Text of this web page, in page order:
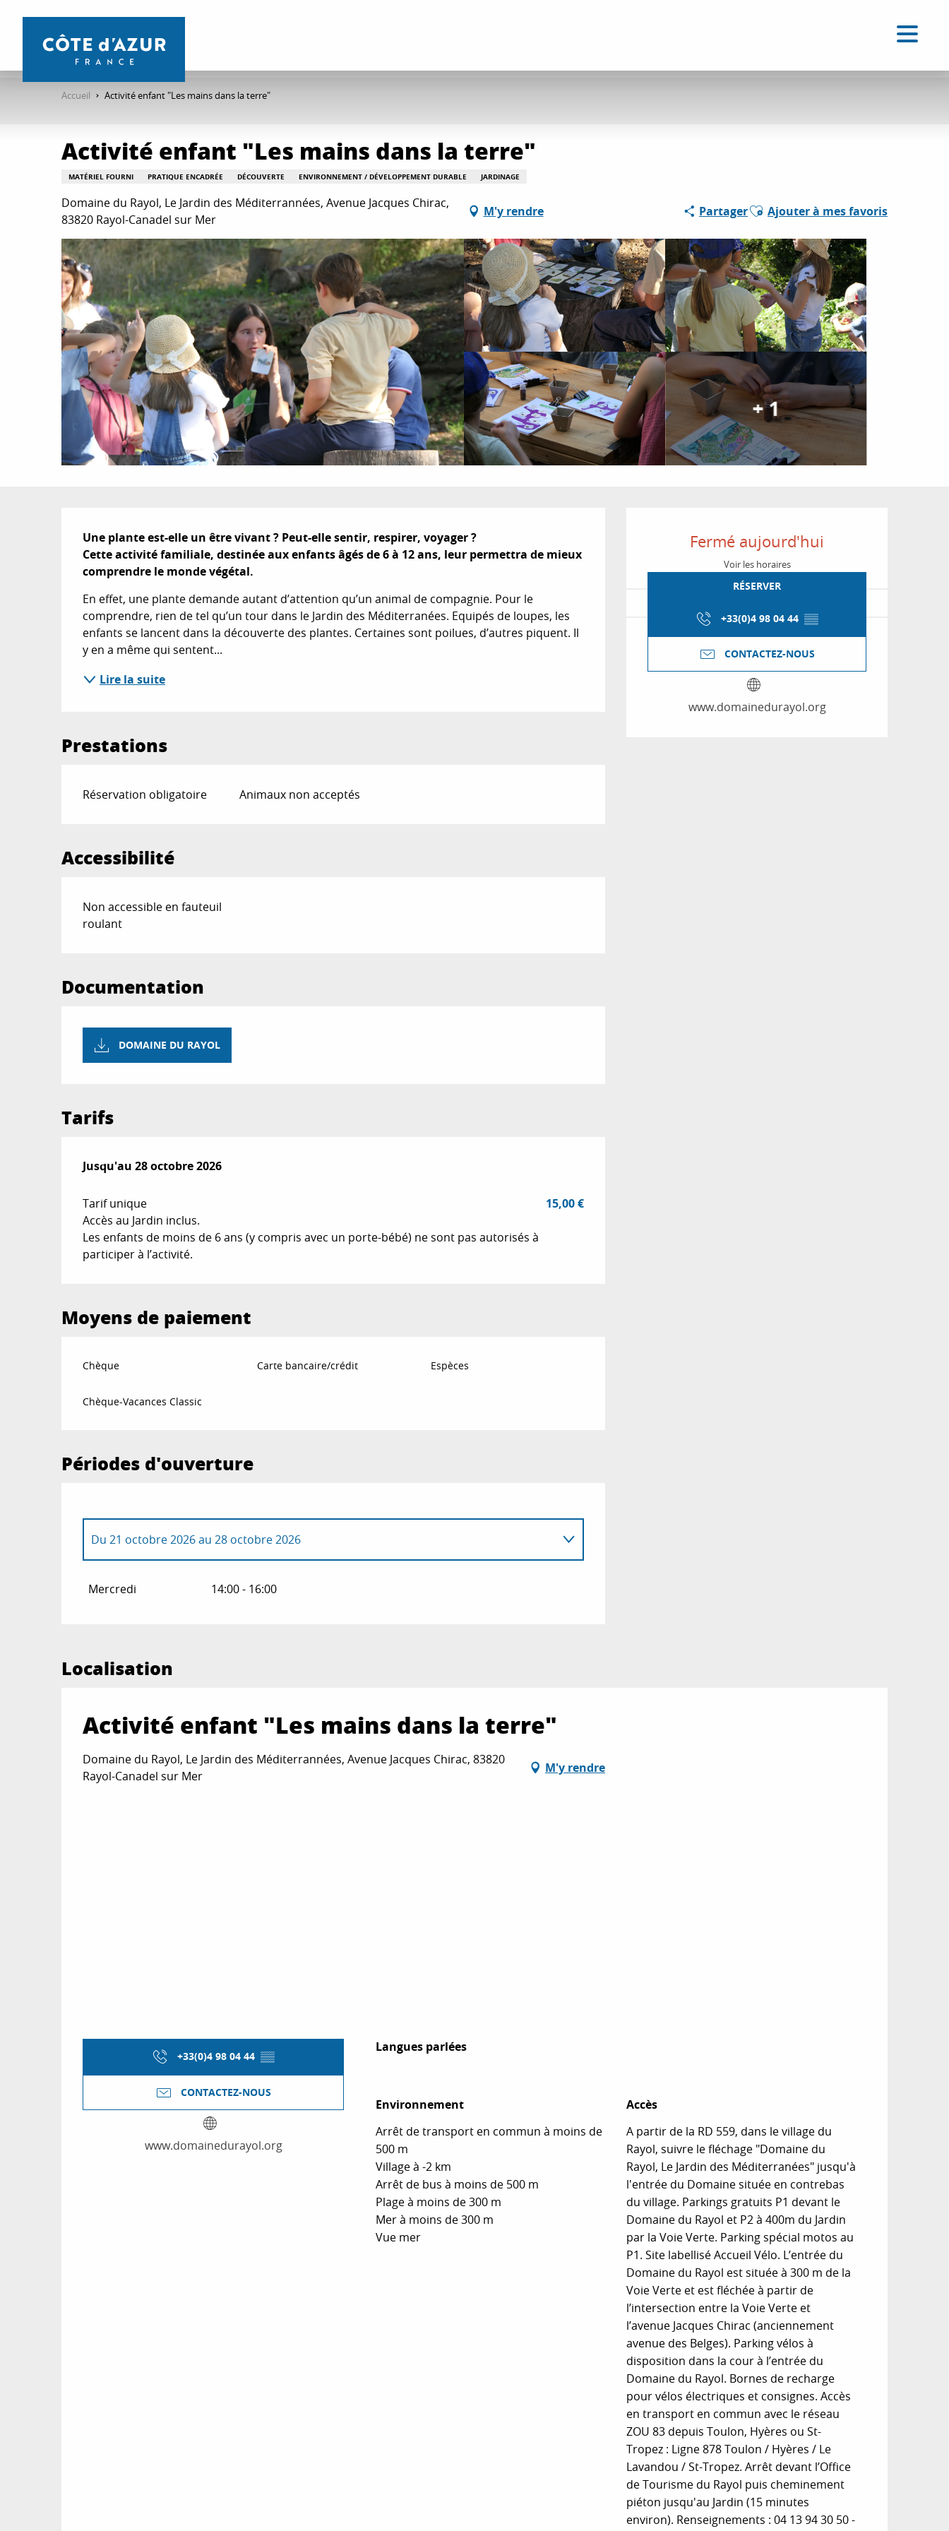
contenu
Accueil Activité enfant "Les mains dans la terre"
Activité enfant "Les mains dans la terre"
MATÉRIEL FOURNI PRATIQUE ENCADRÉE DÉCOUVERTE ENVIRONNEMENT / DÉVELOPPEMENT DURABLE JARDINAGE
Domaine du Rayol, Le Jardin des Méditerrannées, Avenue Jacques Chirac,
83820 Rayol-Canadel sur Mer
M'y rendre PartagerAjouter aux favoris
Ajouter à mes favoris
+ 1
Ouverture et
Fermé aujourd'hui
Voir les horaires
RÉSERVER
+33(0)4 98 04 44 ▒▒
CONTACTEZ-NOUS
www.domainedurayol.org
Description
Une plante est-elle un être vivant ? Peut-elle sentir, respirer, voyager ?
Cette activité familiale, destinée aux enfants âgés de 6 à 12 ans, leur permettra de mieux
comprendre le monde végétal.
En effet, une plante demande autant d’attention qu’un animal de compagnie. Pour le
comprendre, rien de tel qu’un tour dans le Jardin des Méditerranées. Equipés de loupes, les
enfants se lancent dans la découverte des plantes. Certaines sont poilues, d’autres piquent. Il
y en a même qui sentent...
Lire la suite
Prestations
Réservation obligatoire Animaux non acceptés
Accessibilité
Non accessible en fauteuil
roulant
Documentation
DOMAINE DU RAYOL
Tarifs
Du8 avril 2026au28 octobre 2026
Jusqu'au 28 octobre 2026
Tarif unique
15,00 €
Accès au Jardin inclus.
Les enfants de moins de 6 ans (y compris avec un porte-bébé) ne sont pas autorisés à
participer à l’activité.
Moyens de paiement
Chèque Carte bancaire/crédit Espèces
Chèque-Vacances Classic
Périodes d'ouverture
Du 21 octobre 2026au 28 octobre 2026
Mercredi 14:00 - 16:00
Localisation
Activité enfant "Les mains dans la terre"
Domaine du Rayol, Le Jardin des Méditerrannées, Avenue Jacques Chirac, 83820
Rayol-Canadel sur Mer
M'y rendre
+33(0)4 98 04 44 ▒▒
CONTACTEZ-NOUS
www.domainedurayol.org
Langues parlées
Langues parlées
Environnement
Environnement
Arrêt de transport en commun à moins de
500 m
Village à -2 km
Arrêt de bus à moins de 500 m
Plage à moins de 300 m
Mer à moins de 300 m
Vue mer
Accès
Accès
A partir de la RD 559, dans le village du
Rayol, suivre le fléchage "Domaine du
Rayol, Le Jardin des Méditerranées" jusqu'à
l'entrée du Domaine située en contrebas
du village. Parkings gratuits P1 devant le
Domaine du Rayol et P2 à 400m du Jardin
par la Voie Verte. Parking spécial motos au
P1. Site labellisé Accueil Vélo. L’entrée du
Domaine du Rayol est située à 300 m de la
Voie Verte et est fléchée à partir de
l’intersection entre la Voie Verte et
l’avenue Jacques Chirac (anciennement
avenue des Belges). Parking vélos à
disposition dans la cour à l’entrée du
Domaine du Rayol. Bornes de recharge
pour vélos électriques et consignes. Accès
en transport en commun avec le réseau
ZOU 83 depuis Toulon, Hyères ou St-
Tropez : Ligne 878 Toulon / Hyères / Le
Lavandou / St-Tropez. Arrêt devant l’Office
de Tourisme du Rayol puis cheminement
piéton jusqu'au Jardin (15 minutes
environ). Renseignements : 04 13 94 30 50 -